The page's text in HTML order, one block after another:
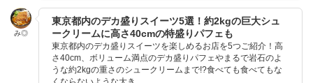
み◎
東京都内のデカ盛りスイーツ5選！約2kgの巨大シュ
ークリームに高さ40cmの特盛りパフェも
東京都内のデカ盛りスイーツを楽しめるお店を5つご紹介！高
さ40cm、ボリューム満点のデカ盛りパフェやまるで岩石のよ
うな約2kgの重さのシュークリームまで!?食べても食べてもな